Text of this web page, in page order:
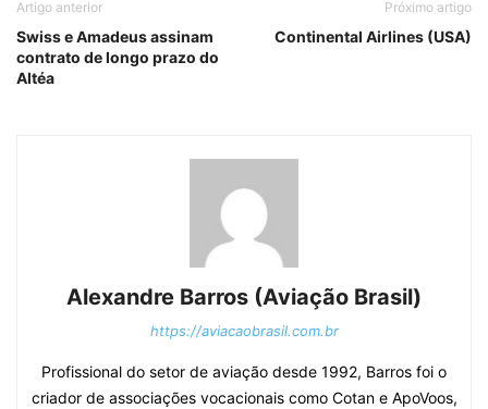
Artigo anterior
Swiss e Amadeus assinam
contrato de longo prazo do
Altéa
Próximo artigo
Continental Airlines (USA)
Alexandre Barros (Aviação Brasil)
https://aviacaobrasil.com.br
Profissional do setor de aviação desde 1992, Barros foi o
criador de associações vocacionais como Cotan e ApoVoos,